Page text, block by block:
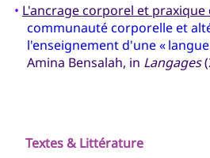
• L'ancrage corporel et praxique
communauté corporelle et
l'enseignement d'une «
Amina Bensalah, in Langages
Textes & Littérature